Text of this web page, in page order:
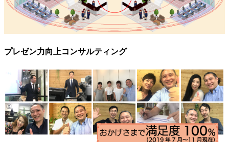
プレゼン力向上コンサルティング